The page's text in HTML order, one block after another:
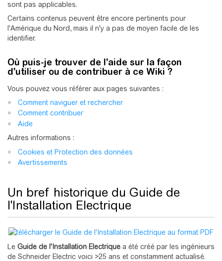
sont pas applicables.
Certains contenus peuvent être encore pertinents pour
l'Amérique du Nord, mais il n'y a pas de moyen facile de les
identifier.
Où puis-je trouver de l'aide sur la façon
d'utiliser ou de contribuer à ce Wiki ?
Vous pouvez vous référer aux pages suivantes :
Comment naviguer et rechercher
Comment contribuer
Aide
Autres informations :
Cookies et Protection des données
Avertissements
Un bref historique du Guide de
l'Installation Electrique
Le Guide de l'Installation Electrique a été créé par les ingénieurs
de Schneider Electric voici >25 ans et constamment actualisé.